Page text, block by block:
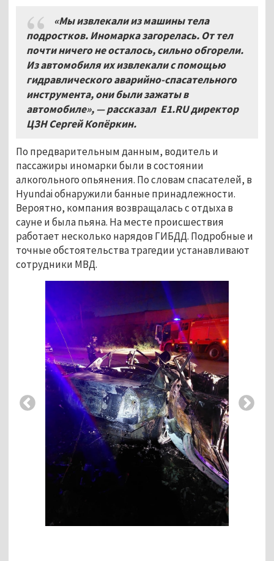
«Мы извлекали из машины тела
подростков. Иномарка загорелась. От тел
почти ничего не осталось, сильно обгорели.
Из автомобиля их извлекали с помощью
гидравлического аварийно-спасательного
инструмента, они были зажаты в
автомобиле», — рассказал E1.RU директор
ЦЗН Сергей Копёркин.
По предварительным данным, водитель и
пассажиры иномарки были в состоянии
алкогольного опьянения. По словам спасателей, в
Hyundai обнаружили банные принадлежности.
Вероятно, компания возвращалась с отдыха в
сауне и была пьяна. На месте происшествия
работает несколько нарядов ГИБДД. Подробные и
точные обстоятельства трагедии устанавливают
сотрудники МВД.